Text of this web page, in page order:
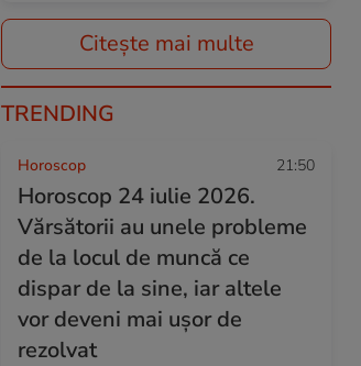
Citește mai multe
TRENDING
Horoscop 21:50
Horoscop 24 iulie 2026.
Vărsătorii au unele probleme
de la locul de muncă ce
dispar de la sine, iar altele
vor deveni mai ușor de
rezolvat